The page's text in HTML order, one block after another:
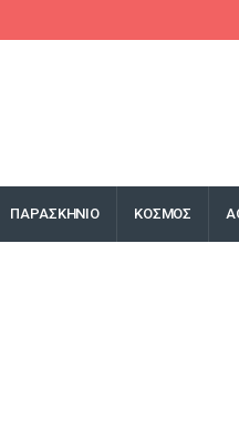
ΠΑΡΑΣΚΗΝΙΟ ΚΟΣΜΟΣ